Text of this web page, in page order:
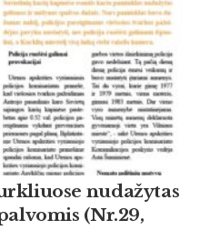
nudažytas
(Nr.29,